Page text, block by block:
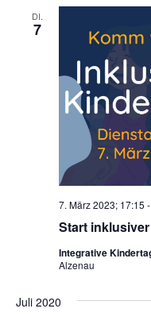
DI.
7
Start
7. März 2023; 17:15 -
Integrative
Alzenau
Juli 2020